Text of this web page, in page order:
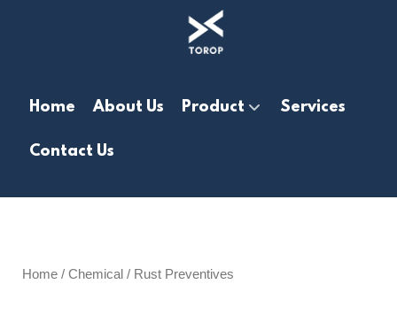
Home About Us Product Services
Contact Us
Home / Chemical / Rust Preventives